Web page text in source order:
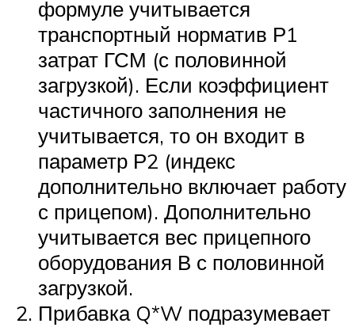
формуле учитывается
транспортный норматив Р1
затрат ГСМ (с половинной
загрузкой). Если коэффициент
частичного заполнения не
учитывается, то он входит в
параметр Р2 (индекс
дополнительно включает работу
с прицепом). Дополнительно
учитывается вес прицепного
оборудования В с половинной
загрузкой.
Прибавка Q*W подразумевает